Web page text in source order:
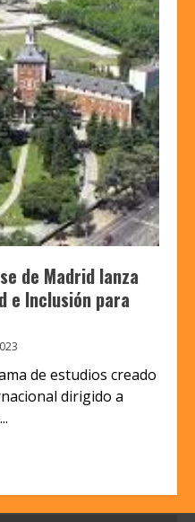
de Madrid lanza
e Inclusión para
de estudios creado
dirigido a